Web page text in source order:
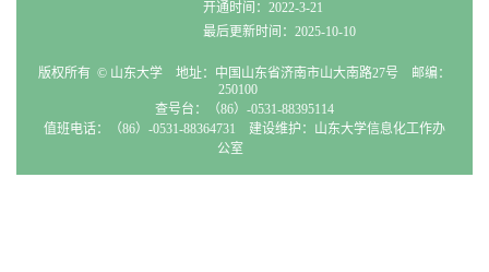
开通时间：2022-3-21
最后更新时间：2025-10-10
版权所有 © 山东大学 地址：中国山东省济南市山大南路27号 邮编：
250100
查号台：（86）-0531-88395114
值班电话：（86）-0531-88364731 建设维护：山东大学信息化工作办
公室